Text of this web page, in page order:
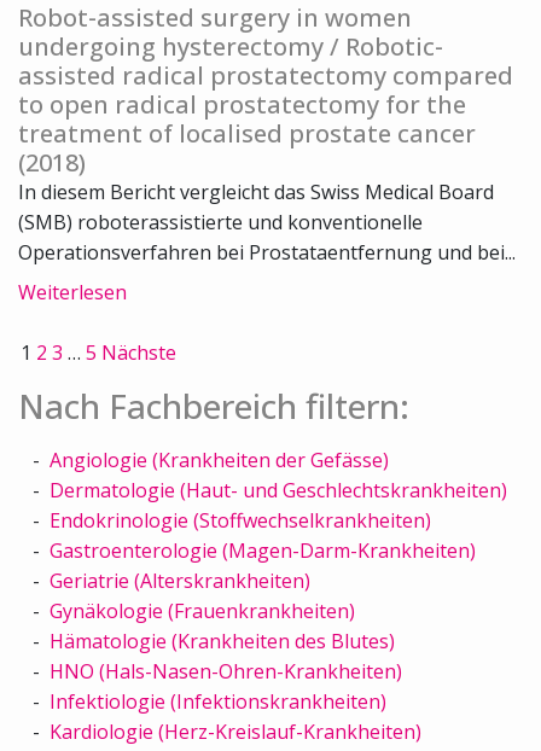
Robot-assisted surgery in women
undergoing hysterectomy / Robotic-
assisted radical prostatectomy compared
to open radical prostatectomy for the
treatment of localised prostate cancer
(2018)
In diesem Bericht vergleicht das Swiss Medical Board
(SMB) roboterassistierte und konventionelle
Operationsverfahren bei Prostataentfernung und bei...
Weiterlesen
1 2 3 … 5 Nächste
Nach Fachbereich filtern:
Angiologie (Krankheiten der Gefässe)
Dermatologie (Haut- und Geschlechtskrankheiten)
Endokrinologie (Stoffwechselkrankheiten)
Gastroenterologie (Magen-Darm-Krankheiten)
Geriatrie (Alterskrankheiten)
Gynäkologie (Frauenkrankheiten)
Hämatologie (Krankheiten des Blutes)
HNO (Hals-Nasen-Ohren-Krankheiten)
Infektiologie (Infektionskrankheiten)
Kardiologie (Herz-Kreislauf-Krankheiten)